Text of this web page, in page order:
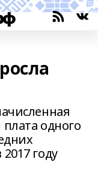
одного
году